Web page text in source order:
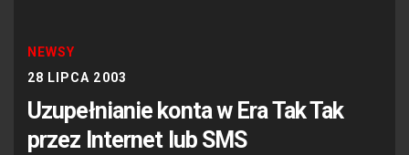
NEWSY
28 LIPCA 2003
Uzupełnianie konta w Era Tak Tak
przez Internet lub SMS